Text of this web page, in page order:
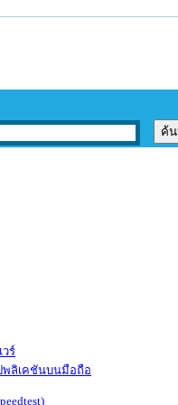
ร์
พลิเคชันบนมือถือ